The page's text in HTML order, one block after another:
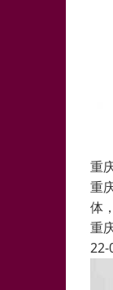
重
重
体
重
22-